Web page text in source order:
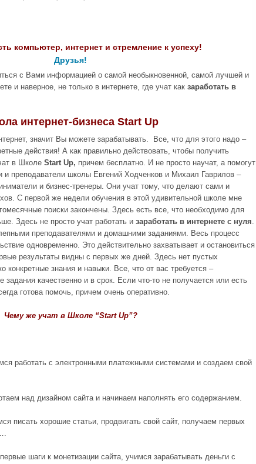
компьютер, интернет и стремление к успеху!
Друзья!
с Вами информацией о самой необыкновенной, самой лучшей и
и наверное, не только в интернете, где учат как заработать в
интернет-бизнеса Start Up
значит Вы можете зарабатывать. Все, что для этого надо –
действия! А как правильно действовать, чтобы получить
в Школе Start Up, причем бесплатно. И не просто научат, а помогут
и преподаватели школы Евгений Ходченков и Михаил Гаврилов –
и бизнес-тренеры. Они учат тому, что делают сами и
С первой же недели обучения в этой удивительной школе мне
поиски закончены. Здесь есть все, что необходимо для
Здесь не просто учат работать и заработать в интернете с нуля
преподавателями и домашними заданиями. Весь процесс
одновременно. Это действительно захватывает и остановиться
результаты видны с первых же дней. Здесь нет пустых
конкретные знания и навыки. Все, что от вас требуется –
качественно и в срок. Если что-то не получается или есть
готова помочь, причем очень оперативно.
Чему же учат в Школе “Start Up”?
работать с электронными платежными системами и создаем свой
над дизайном сайта и начинаем наполнять его содержанием.
писать хорошие статьи, продвигать свой сайт, получаем первых
шаги к монетизации сайта, учимся зарабатывать деньги с